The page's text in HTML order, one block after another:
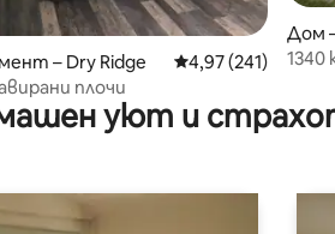
5, 23 отзива
– Dry Ridge Средна оценка:
4,97 (241)
плочи
Дом
1340
уют и